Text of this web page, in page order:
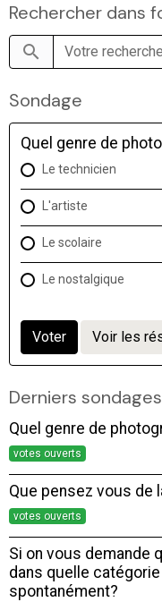
Rechercher dans
Sondage
Quel genre de
Le technicien
L'artiste
Le scolaire
Le nostalgique
Voter Voir les
Derniers sondages
Quel genre de
votes ouverts
Que pensez vous de
votes ouverts
Si on vous demande
dans quelle
spontanément?